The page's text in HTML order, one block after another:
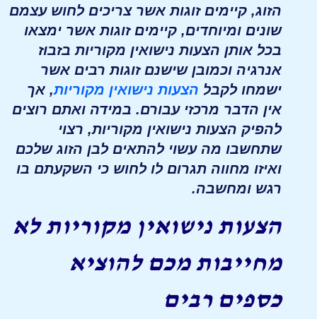
הזוג, קיימים זוגות אשר צריכים לחוש עצמם
שונים ומיוחדים, קיימים זוגות אשר ימצאו
בכל אותן הצעות נישואין מקוריות בזבוז
אנרגיה וכמובן שישנם זוגות רבים אשר
ישמחו לקבל הצעות נישואין מקוריות, אך
אין הדבר מרכזי עבורם. במידה ואתם רוצים
להפיק הצעות נישואין מקוריות, רצוי
שתחשבו מה עשוי להתאים לבן הזוג שלכם
ואיזו מחווה תגרום לו לחוש כי השקעתם בו
רגש ומחשבה.
הצעות נישואין מקוריות לא
מחייבות מכם להוציא
כספים רבים